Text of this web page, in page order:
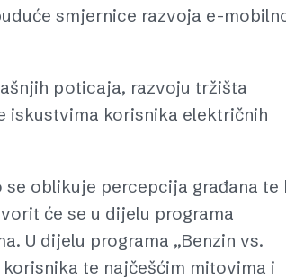
smjernice razvoja e-
poticaja, razvoju tržišta
iskustvima korisnika električnih
oblikuje percepcija građana te
će se u dijelu programa
U dijelu programa „Benzin vs.
te najčešćim mitovima i